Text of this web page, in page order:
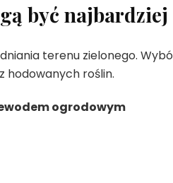
być najbardziej
terenu zielonego.
hodowanych roślin.
ogrodowym